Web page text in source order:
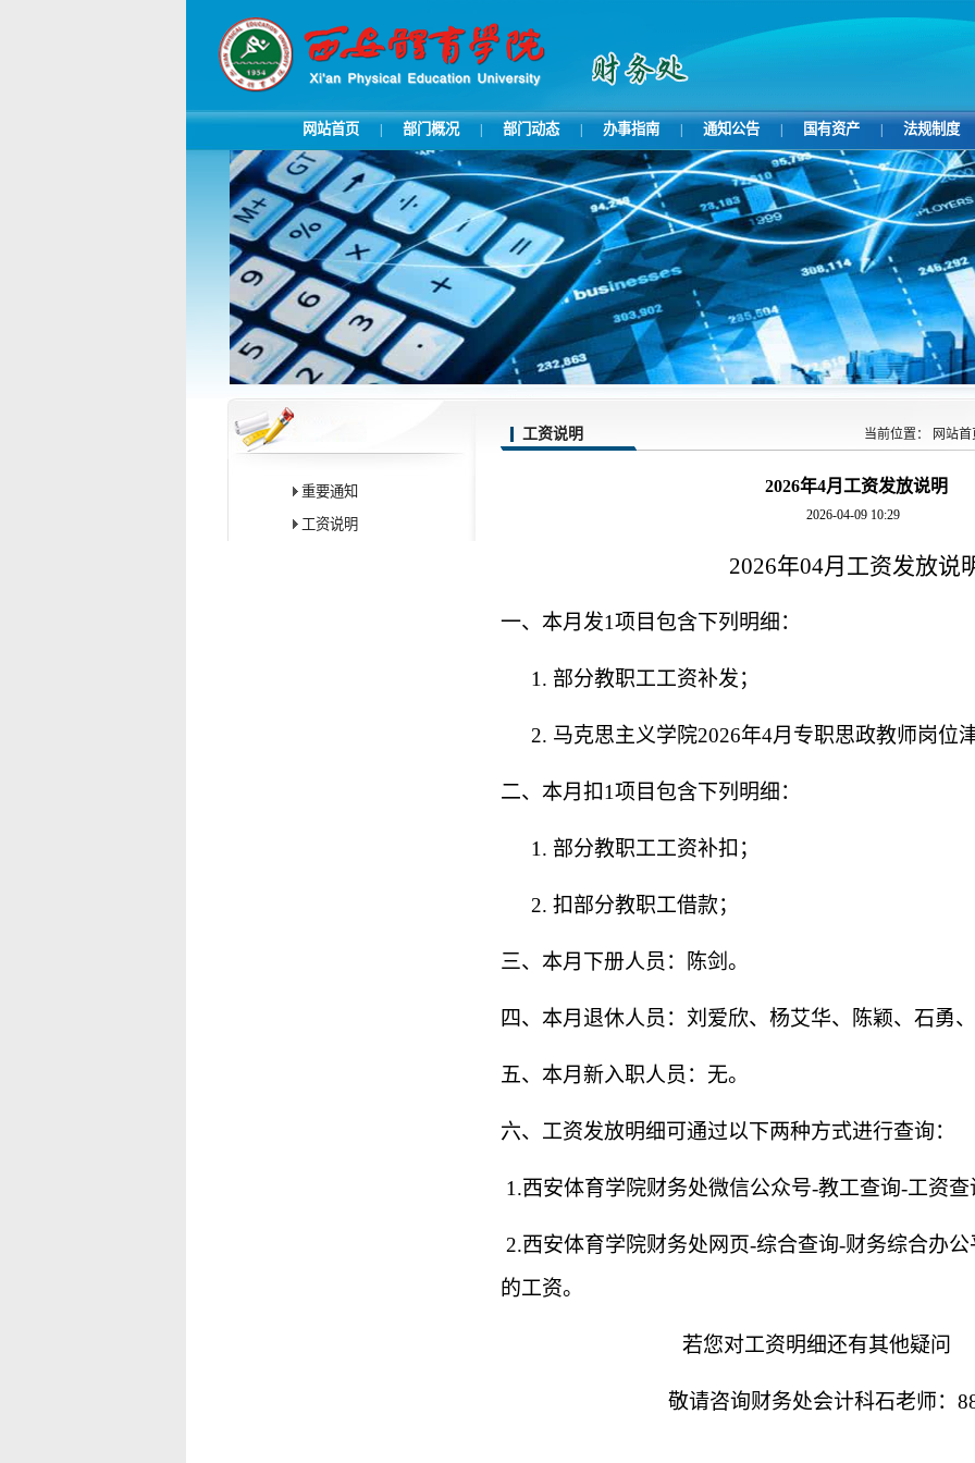
网站首页 部门概况 部门动态 办事指南 通知公告 国有资产 法规制度
重要通知
工资说明
工资说明 当前位置： 网站首
2026年4月工资发放说明
2026-04-09 10:29
2026年04月工资发放说
一、本月发1项目包含下列明细：
1. 部分教职工工资补发；
2. 马克思主义学院2026年4月专职思政教师岗位
二、本月扣1项目包含下列明细：
1. 部分教职工工资补扣；
2. 扣部分教职工借款；
三、本月下册人员：陈剑。
四、本月退休人员：刘爱欣、杨艾华、陈颖、石勇、
五、本月新入职人员：无。
六、工资发放明细可通过以下两种方式进行查询：
1.西安体育学院财务处微信公众号-教工查询-工资查
2.西安体育学院财务处网页-综合查询-财务综合办公
的工资。
若您对工资明细还有其他疑问
敬请咨询财务处会计科石老师：